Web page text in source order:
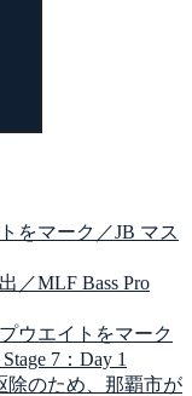
をマーク／JB マス
／MLF Bass Pro
ウエイトをマーク
7：Day 1
除のため、那覇市が